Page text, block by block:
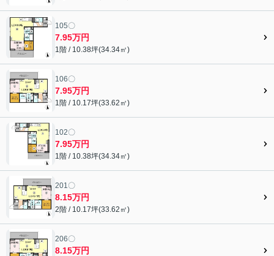
105〇
7.95万円
1階 / 10.38坪(34.34㎡)
106〇
7.95万円
1階 / 10.17坪(33.62㎡)
102〇
7.95万円
1階 / 10.38坪(34.34㎡)
201〇
8.15万円
2階 / 10.17坪(33.62㎡)
206〇
8.15万円